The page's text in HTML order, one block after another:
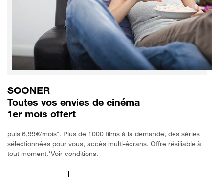
SOONER
Toutes vos envies de cinéma
1er mois offert
puis 6,99€/mois*. Plus de 1000 films à la demande, des séries
sélectionnées pour vous, accès multi-écrans. Offre résiliable à
tout moment.*Voir conditions.